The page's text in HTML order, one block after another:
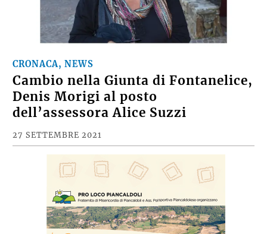
CRONACA, NEWS
Cambio nella Giunta di Fontanelice,
Denis Morigi al posto
dell’assessora Alice Suzzi
27 SETTEMBRE 2021